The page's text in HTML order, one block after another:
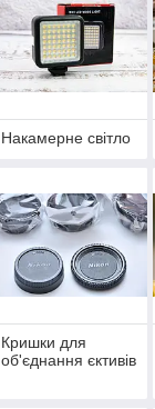
Накамерне світло
Кришки для
об'єднання єктивів